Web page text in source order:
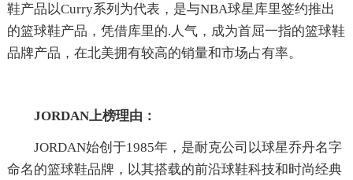
鞋产品以Curry系列为代表，是与NBA球星库里签约推出
的篮球鞋产品，凭借库里的.人气，成为首屈一指的篮球鞋
品牌产品，在北美拥有较高的销量和市场占有率。
JORDAN上榜理由：
JORDAN始创于1985年，是耐克公司以球星乔丹名字
命名的篮球鞋品牌，以其搭载的前沿球鞋科技和时尚经典